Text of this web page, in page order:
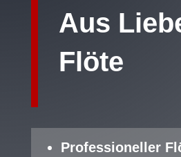
Aus
Flöte
Professioneller Fl